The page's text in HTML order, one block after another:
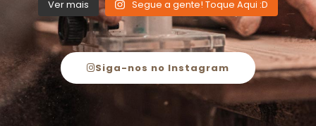
Ver mais Segue a gente! Toque Aqui :D
Siga-nos no Instagram